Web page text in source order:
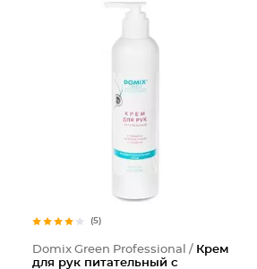
(5)
Domix Green Professional / Крем
для рук питательный с